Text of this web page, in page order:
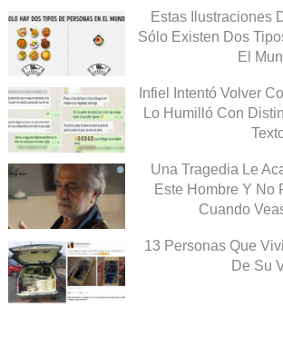
Estas Ilustraciones
Sólo Existen Dos
El
Infiel Intentó Volver
Lo Humilló Con
Una Tragedia Le
Este Hombre Y No
Cuando
13 Personas Que
De Su